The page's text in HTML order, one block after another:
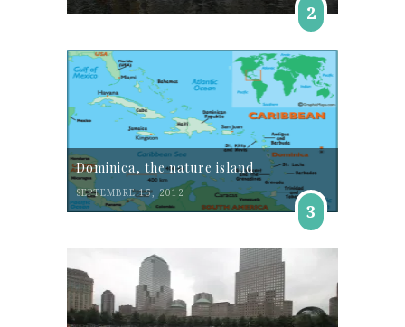
2
Dominica, the nature island
SEPTEMBRE 15, 2012
3